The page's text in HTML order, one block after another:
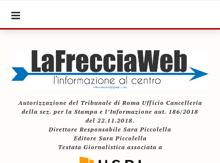
Autorizzazione del Tribunale di Roma Ufficio Cancelleria
della sez. per la Stampa e l’Informazione aut. 186/2018
del 22.11.2018.
Direttore Responsabile Sara Piccolella
Editore Sara Piccolella
Testata Giornalistica associata a